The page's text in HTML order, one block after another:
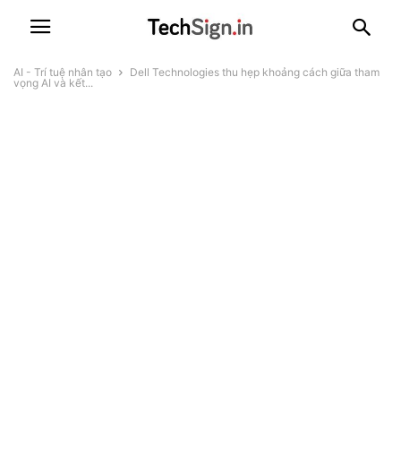
AI - Trí tuệ nhân tạo
Dell Technologies thu hẹp khoảng cách giữa tham
vọng AI và kết...